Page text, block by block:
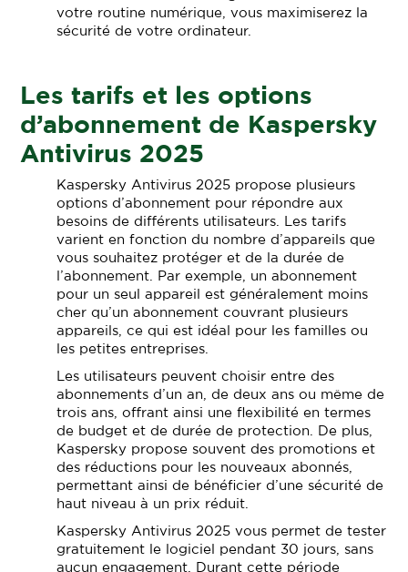
votre routine numérique, vous maximiserez la
sécurité de votre ordinateur.
Les tarifs et les options
d’abonnement de Kaspersky
Antivirus 2025
Kaspersky Antivirus 2025 propose plusieurs
options d’abonnement pour répondre aux
besoins de différents utilisateurs. Les tarifs
varient en fonction du nombre d’appareils que
vous souhaitez protéger et de la durée de
l’abonnement. Par exemple, un abonnement
pour un seul appareil est généralement moins
cher qu’un abonnement couvrant plusieurs
appareils, ce qui est idéal pour les familles ou
les petites entreprises.
Les utilisateurs peuvent choisir entre des
abonnements d’un an, de deux ans ou même de
trois ans, offrant ainsi une flexibilité en termes
de budget et de durée de protection. De plus,
Kaspersky propose souvent des promotions et
des réductions pour les nouveaux abonnés,
permettant ainsi de bénéficier d’une sécurité de
haut niveau à un prix réduit.
Kaspersky Antivirus 2025 vous permet de tester
gratuitement le logiciel pendant 30 jours, sans
aucun engagement. Durant cette période